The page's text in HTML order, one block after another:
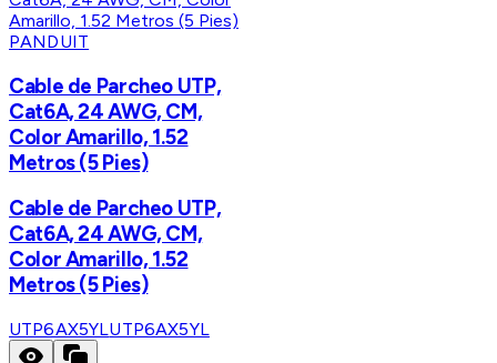
PANDUIT
Cable de Parcheo UTP,
Cat6A, 24 AWG, CM,
Color Amarillo, 1.52
Metros (5 Pies)
Cable de Parcheo UTP,
Cat6A, 24 AWG, CM,
Color Amarillo, 1.52
Metros (5 Pies)
UTP6AX5YLUTP6AX5YL